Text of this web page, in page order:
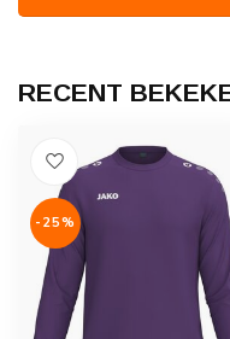
RECENT
-25%